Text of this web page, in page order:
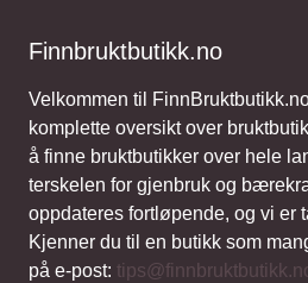
Finnbruktbutikk.no
Velkommen til
komplette oversikt over
å finne bruktbutikker over hele
terskelen for gjenbruk og
oppdateres fortløpende, og vi er
Kjenner du til en butikk som
på e-post: